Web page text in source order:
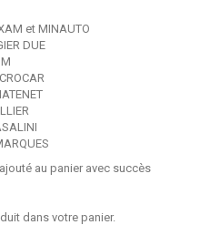
et MINAUTO
DUE
au panier avec succès
dans votre panier.